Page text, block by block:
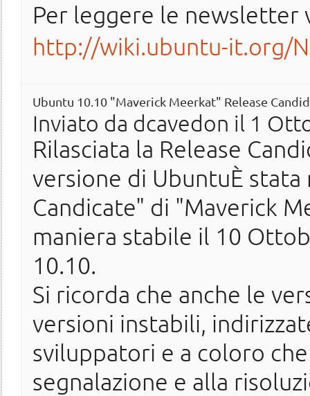
Per leggere le newsletter
http://wiki.ubuntu-it.org/
Ubuntu 10.10 "Maverick Meerkat" Release
Inviato da dcavedon il 1
Rilasciata la Release
versione di UbuntuÈ
Candicate" di "Maverick
maniera stabile il 10
10.10.
Si ricorda che anche le
versioni instabili,
sviluppatori e a coloro
segnalazione e alla